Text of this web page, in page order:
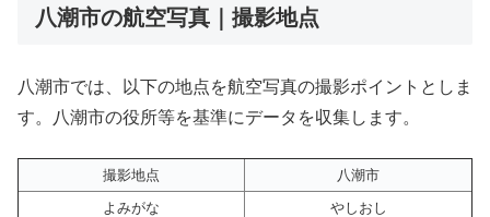
八潮市の航空写真｜撮影地点
八潮市では、以下の地点を航空写真の撮影ポイントとしま
す。八潮市の役所等を基準にデータを収集します。
撮影地点
八潮市
よみがな
やしおし